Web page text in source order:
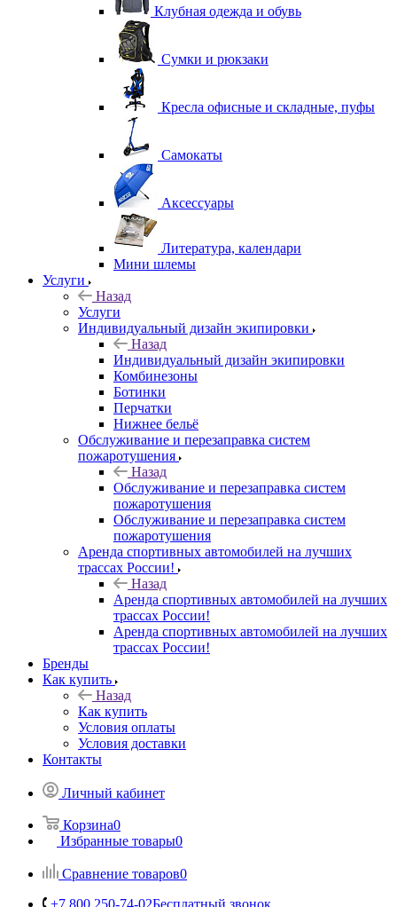
Клубная одежда и обувь
Сумки и рюкзаки
Кресла офисные и складные, пуфы
Самокаты
Аксессуары
Литература, календари
Мини шлемы
Услуги
Назад
Услуги
Индивидуальный дизайн экипировки
Назад
Индивидуальный дизайн экипировки
Комбинезоны
Ботинки
Перчатки
Нижнее бельё
Обслуживание и перезаправка систем
пожаротушения
Назад
Обслуживание и перезаправка систем
пожаротушения
Обслуживание и перезаправка систем
пожаротушения
Аренда спортивных автомобилей на лучших
трассах России!
Назад
Аренда спортивных автомобилей на лучших
трассах России!
Аренда спортивных автомобилей на лучших
трассах России!
Бренды
Как купить
Назад
Как купить
Условия оплаты
Условия доставки
Контакты
Личный кабинет
Корзина0
Избранные товары0
Сравнение товаров0
+7 800 250-74-02Бесплатный звонок